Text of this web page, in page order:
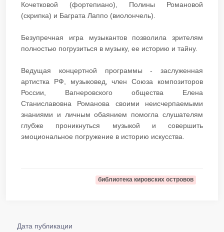
Кочетковой (фортепиано), Полины Романовой
(скрипка) и Баграта Лаппо (виолончель).
Безупречная игра музыкантов позволила зрителям
полностью погрузиться в музыку, ее историю и тайну.
Ведущая концертной программы - заслуженная
артистка РФ, музыковед, член Союза композиторов
России, Вагнеровского общества Елена
Станиславовна Романова своими неисчерпаемыми
знаниями и личным обаянием помогла слушателям
глубже проникнуться музыкой и совершить
эмоциональное погружение в историю искусства.​​​​
библиотека кировских островов
Дата публикации